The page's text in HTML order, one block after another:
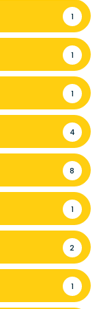
1
1
1
4
8
1
2
1